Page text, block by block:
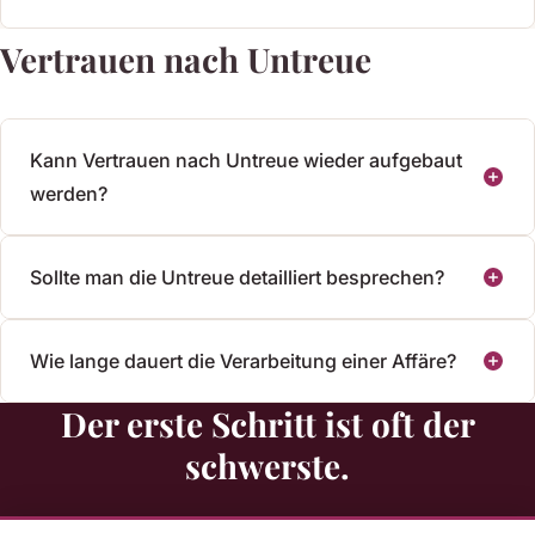
Vertrauen nach Untreue
Kann Vertrauen nach Untreue wieder aufgebaut
werden?
Sollte man die Untreue detailliert besprechen?
Wie lange dauert die Verarbeitung einer Affäre?
Der erste Schritt ist oft der
schwerste.
Viele Paare warten zu lange, bevor sie Unterstützung